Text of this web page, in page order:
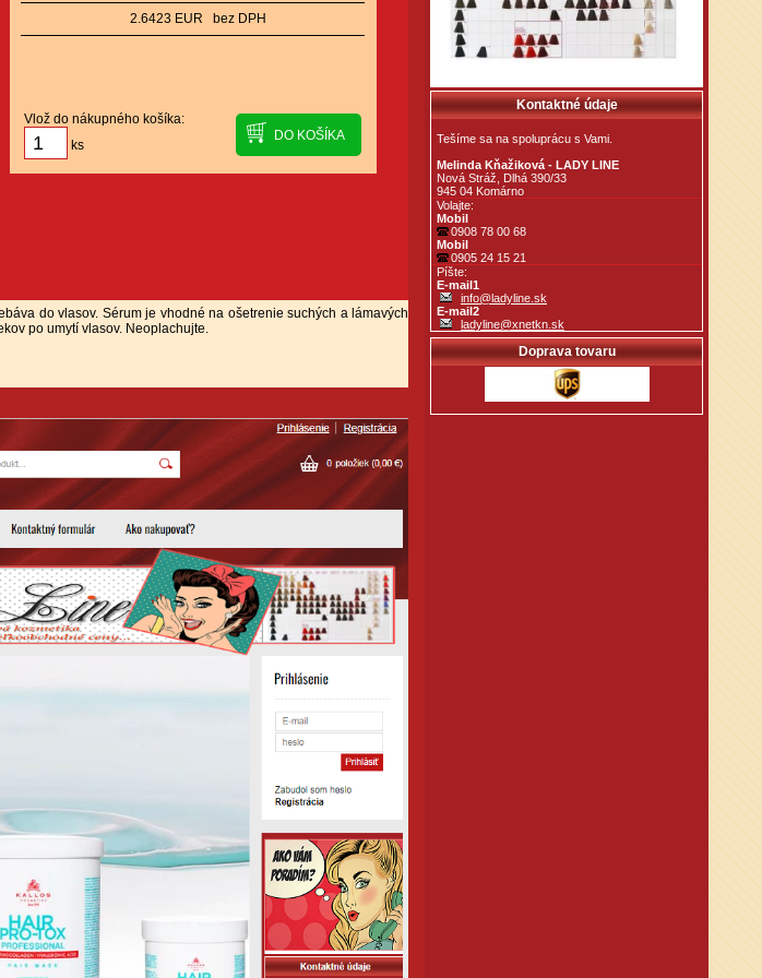
2.6423 EUR bez DPH
Vlož do nákupného košíka:
ks
do vlasov. Sérum je vhodné na ošetrenie suchých a lámavých
po umytí vlasov. Neoplachujte.
Kontaktné údaje
Tešíme sa na spoluprácu s Vami.
Melinda Kňažiková - LADY LINE
Nová Stráž, Dlhá 390/33
945 04 Komárno
Volajte:
Mobil
0908 78 00 68
Mobil
0905 24 15 21
Píšte:
E-mail1
info@ladyline.sk
E-mail2
ladyline@xnetkn.sk
Doprava tovaru